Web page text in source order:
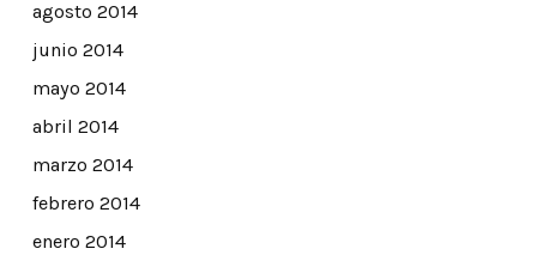
agosto 2014
junio 2014
mayo 2014
abril 2014
marzo 2014
febrero 2014
enero 2014